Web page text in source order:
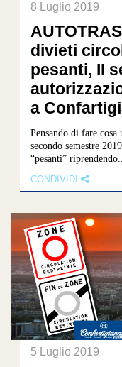
8 Luglio 2019
divieti
pesanti, II
a
Pensando di fare
secondo semestre
“pesanti” riprendendo...
CONDIVIDI
5 Luglio 2019